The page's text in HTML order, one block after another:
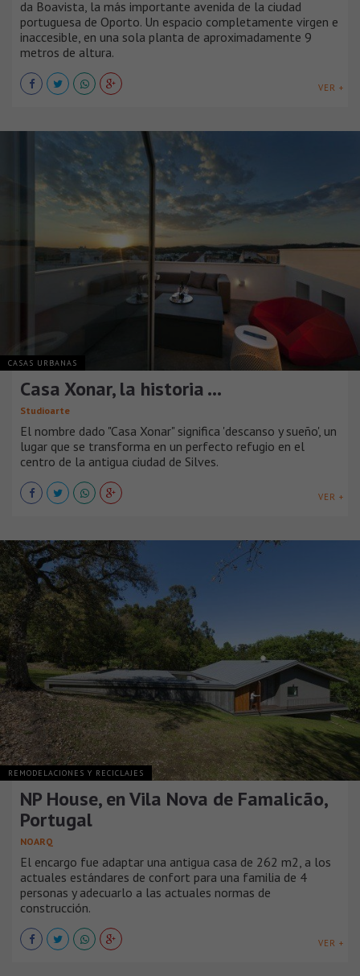
da Boavista, la más importante avenida de la ciudad
portuguesa de Oporto. Un espacio completamente virgen e
inaccesible, en una sola planta de aproximadamente 9
metros de altura.
VER +
CASAS URBANAS
Casa Xonar, la historia …
Studioarte
El nombre dado "Casa Xonar" significa 'descanso y sueño', un
lugar que se transforma en un perfecto refugio en el
centro de la antigua ciudad de Silves.
VER +
REMODELACIONES Y RECICLAJES
NP House, en Vila Nova de Famalicão,
Portugal
NOARQ
El encargo fue adaptar una antigua casa de 262 m2, a los
actuales estándares de confort para una familia de 4
personas y adecuarlo a las actuales normas de
construcción.
VER +